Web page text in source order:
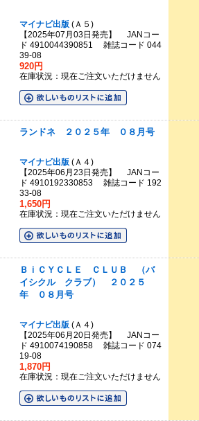
マイナビ出版(Ａ５)
【2025年07月03日発売】 JANコー
ド 4910044390851 雑誌コード 044
39-08
920円
在庫状況：現在ご注文いただけません
ランドネ ２０２５年 ０８月号
マイナビ出版(Ａ４)
【2025年06月23日発売】 JANコー
ド 4910192330853 雑誌コード 192
33-08
1,650円
在庫状況：現在ご注文いただけません
ＢｉＣＹＣＬＥ ＣＬＵＢ （バ
イシクル クラブ） ２０２５
年 ０８月号
マイナビ出版(Ａ４)
【2025年06月20日発売】 JANコー
ド 4910074190858 雑誌コード 074
19-08
1,870円
在庫状況：現在ご注文いただけません